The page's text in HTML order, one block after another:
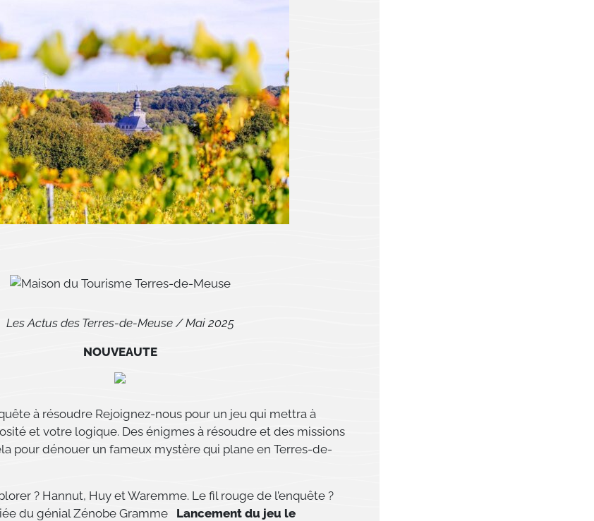
Les Actus des Terres-de-Meuse / Mai 2025
NOUVEAUTE
à résoudre Rejoignez-nous pour un jeu qui mettra à
et votre logique. Des énigmes à résoudre et des missions
pour dénouer un fameux mystère qui plane en Terres-de-
? Hannut, Huy et Waremme. Le fil rouge de l’enquête ?
du génial Zénobe Gramme Lancement du jeu le